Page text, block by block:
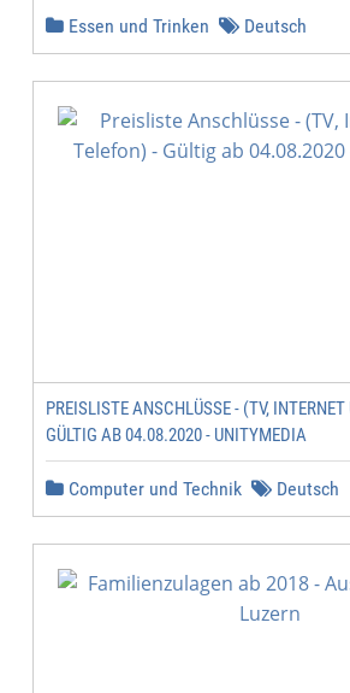
Essen und Trinken Deutsch
PREISLISTE ANSCHLÜSSE - (TV,
GÜLTIG AB 04.08.2020 - UNITYMEDIA
Computer und Technik Deutsch